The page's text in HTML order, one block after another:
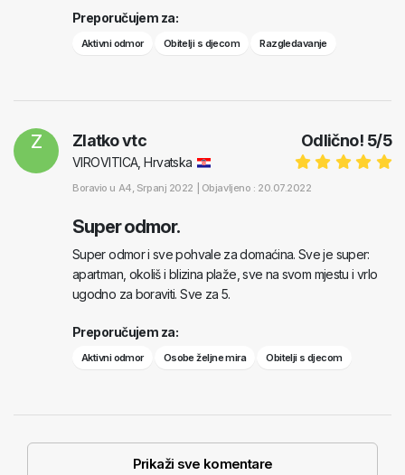
Preporučujem za:
Aktivni odmor Obitelji s djecom Razgledavanje
Z Odlično! 5/5
Zlatko vtc
VIROVITICA, Hrvatska
Boravio u A4, Srpanj 2022 | Objavljeno : 20.07.2022
Super odmor.
Super odmor i sve pohvale za domaćina. Sve je super:
apartman, okoliš i blizina plaže, sve na svom mjestu i vrlo
ugodno za boraviti. Sve za 5.
Preporučujem za:
Aktivni odmor Osobe željne mira Obitelji s djecom
Prikaži sve komentare